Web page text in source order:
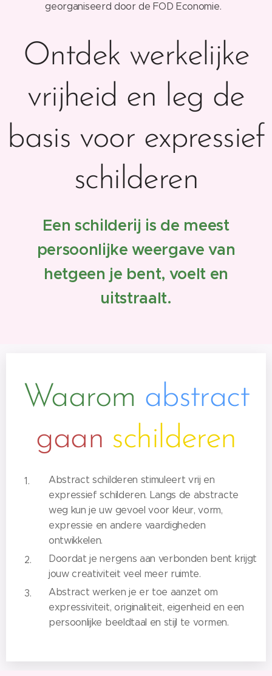
georganiseerd door de FOD Economie.
Ontdek werkelijke
vrijheid en leg de
basis voor expressief
schilderen
Een schilderij is de meest
persoonlijke weergave van
hetgeen je bent, voelt en
uitstraalt.
Waarom abstract
gaan schilderen
Abstract schilderen stimuleert vrij en
expressief schilderen. Langs de abstracte
weg kun je uw gevoel voor kleur, vorm,
expressie en andere vaardigheden
ontwikkelen.
Doordat je nergens aan verbonden bent krijgt
jouw creativiteit veel meer ruimte.
Abstract werken je er toe aanzet om
expressiviteit, originaliteit, eigenheid en een
persoonlijke beeldtaal en stijl te vormen.